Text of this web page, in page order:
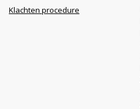
Klachten procedure